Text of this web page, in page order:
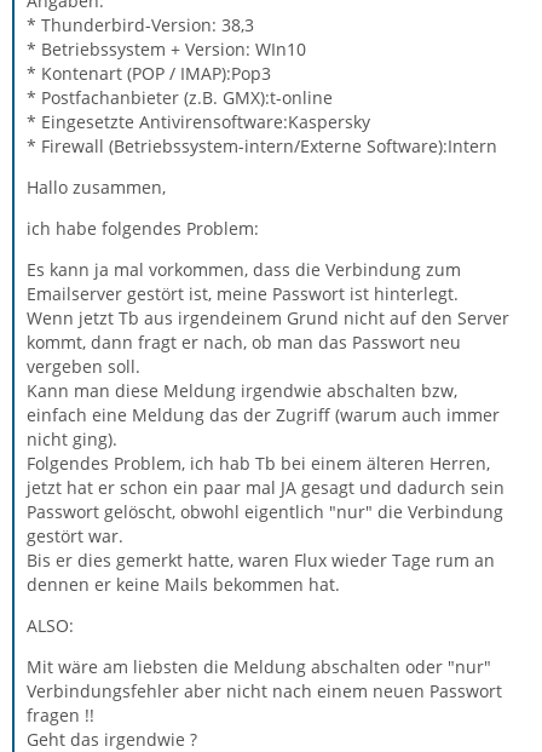
* Thunderbird-Version: 38,3
* Betriebssystem + Version: WIn10
* Kontenart (POP / IMAP):Pop3
* Postfachanbieter (z.B. GMX):t-online
* Eingesetzte Antivirensoftware:Kaspersky
* Firewall (Betriebssystem-intern/Externe Software):Intern
Hallo zusammen,
ich habe folgendes Problem:
Es kann ja mal vorkommen, dass die Verbindung zum
Emailserver gestört ist, meine Passwort ist hinterlegt.
Wenn jetzt Tb aus irgendeinem Grund nicht auf den Server
kommt, dann fragt er nach, ob man das Passwort neu
vergeben soll.
Kann man diese Meldung irgendwie abschalten bzw,
einfach eine Meldung das der Zugriff (warum auch immer
nicht ging).
Folgendes Problem, ich hab Tb bei einem älteren Herren,
jetzt hat er schon ein paar mal JA gesagt und dadurch sein
Passwort gelöscht, obwohl eigentlich "nur" die Verbindung
gestört war.
Bis er dies gemerkt hatte, waren Flux wieder Tage rum an
dennen er keine Mails bekommen hat.
ALSO:
Mit wäre am liebsten die Meldung abschalten oder "nur"
Verbindungsfehler aber nicht nach einem neuen Passwort
fragen !!
Geht das irgendwie ?